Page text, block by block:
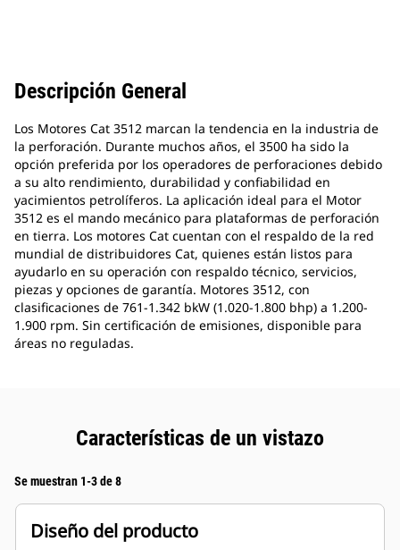
Descripción General
Los Motores Cat 3512 marcan la tendencia en la industria de
la perforación. Durante muchos años, el 3500 ha sido la
opción preferida por los operadores de perforaciones debido
a su alto rendimiento, durabilidad y confiabilidad en
yacimientos petrolíferos. La aplicación ideal para el Motor
3512 es el mando mecánico para plataformas de perforación
en tierra. Los motores Cat cuentan con el respaldo de la red
mundial de distribuidores Cat, quienes están listos para
ayudarlo en su operación con respaldo técnico, servicios,
piezas y opciones de garantía. Motores 3512, con
clasificaciones de 761-1.342 bkW (1.020-1.800 bhp) a 1.200-
1.900 rpm. Sin certificación de emisiones, disponible para
áreas no reguladas.
Características de un vistazo
Se muestran 1-3 de 8
Diseño del producto